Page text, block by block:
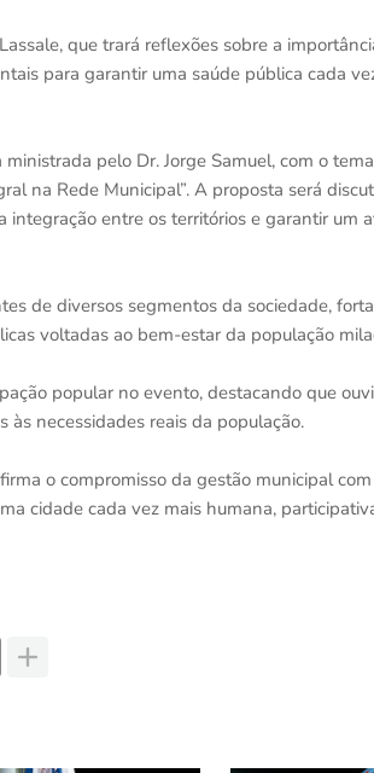
que trará reflexões sobre a
para garantir uma saúde pública cada
pelo Dr. Jorge Samuel, com o
na Rede Municipal”. A proposta será
integração entre os territórios e garantir um
de diversos segmentos da sociedade,
voltadas ao bem-estar da população
popular no evento, destacando que
necessidades reais da população.
o compromisso da gestão municipal
cidade cada vez mais humana,